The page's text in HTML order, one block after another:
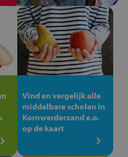
Vind en vergelijk alle
middelbare scholen in
Kornwerderzand e.o.
op de kaart